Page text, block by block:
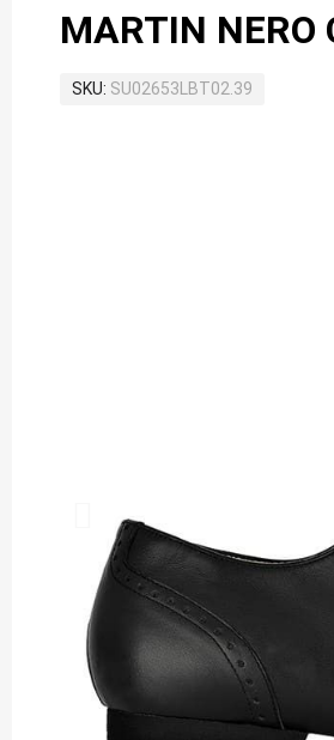
MARTIN NERO
SKU SU02653LBT02.39